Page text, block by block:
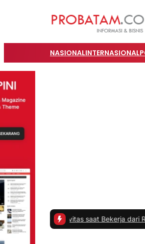
NASIONALINTERNASIONAL
Produktivitas saat Bekerja dari Rumah|#2